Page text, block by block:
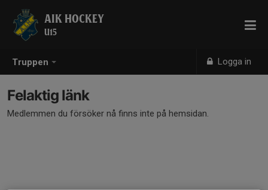
Truppen Logga in
AIK HOCKEY
U15
Felaktig länk
Medlemmen du försöker nå finns inte på hemsidan.